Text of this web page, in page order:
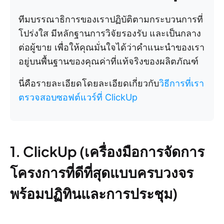
ทีมบรรณาธิการของเราปฏิบัติตามกระบวนการที่
โปร่งใส มีหลักฐานการวิจัยรองรับ และเป็นกลาง
ต่อผู้ขาย เพื่อให้คุณมั่นใจได้ว่าคำแนะนำของเรา
อยู่บนพื้นฐานของคุณค่าที่แท้จริงของผลิตภัณฑ์
นี่คือรายละเอียดโดยละเอียดเกี่ยวกับวิธีการที่เรา
ตรวจสอบซอฟต์แวร์ที่ ClickUp
1. ClickUp (เครื่องมือการจัดการ
โครงการที่ดีที่สุดแบบครบวงจร
พร้อมปฏิทินและการประชุม)